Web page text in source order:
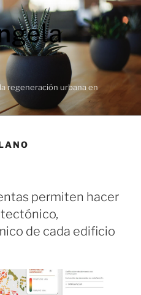
regeneración urbana en
permiten hacer
de cada edificio